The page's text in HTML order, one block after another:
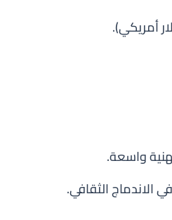
واسعة.
الاندماج الثقافي.